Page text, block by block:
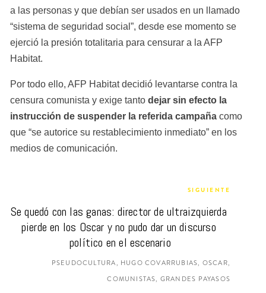
a las personas y que debían ser usados en un llamado
“sistema de seguridad social”, desde ese momento se
ejerció la presión totalitaria para censurar a la AFP
Habitat.
Por todo ello, AFP Habitat decidió levantarse contra la
censura comunista y exige tanto dejar sin efecto la
instrucción de suspender la referida campaña como
que “se autorice su restablecimiento inmediato” en los
medios de comunicación.
SIGUIENTE
Se quedó con las ganas: director de ultraizquierda
pierde en los Oscar y no pudo dar un discurso
político en el escenario
PSEUDOCULTURA, HUGO COVARRUBIAS, OSCAR,
COMUNISTAS, GRANDES PAYASOS